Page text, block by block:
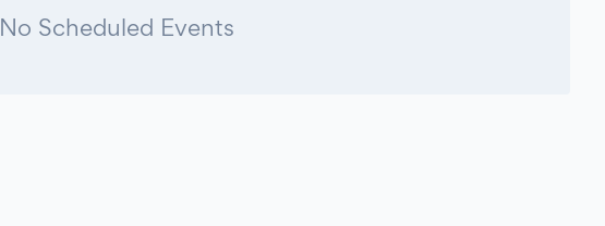
No Scheduled Events